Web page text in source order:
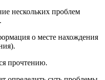
нескольких проблем
о месте нахождения
прочтению.